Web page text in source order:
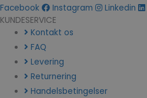
Facebook
Instagram Linkedin
KUNDESERVICE
Kontakt os
FAQ
Levering
Returnering
Handelsbetingelser